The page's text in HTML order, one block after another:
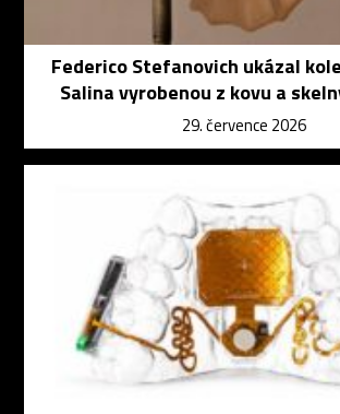
Federico Stefanovich ukázal
Salina vyrobenou z kovu a
29. července 2026